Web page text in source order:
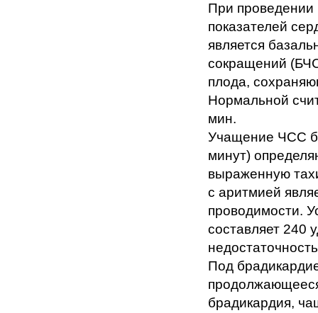
При проведении
показателей
является
сокращений
плода,
Нормальной
мин.
Учащение ЧСС
минут)
выраженную
с аритмией
проводимости.
составляет 240
Под
брадикардия,